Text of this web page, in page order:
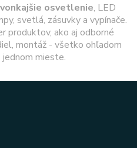
vonkajšie osvetlenie, LED
svetlá, zásuvky a vypínače.
produktov, ako aj odborné
montáž - všetko ohľadom
mieste.